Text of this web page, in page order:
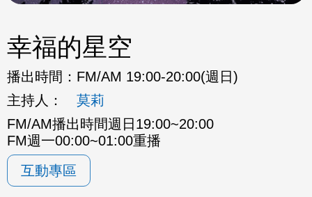
幸福的星空
播出時間： FM/AM 19:00-20:00(週日)
主持人：
莫莉
FM/AM播出時間週日19:00~20:00
FM週一00:00~01:00重播
互動專區